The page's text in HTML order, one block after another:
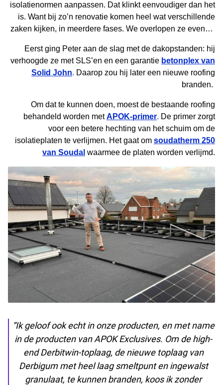
isolatienormen aanpassen. Dat klinkt eenvoudiger dan het
is. Want bij zo’n renovatie komen heel wat verschillende
zaken kijken, in meerdere fases. We overlopen ze even…
Eerst ging Peter aan de slag met de dakopstanden: hij
verhoogde ze met SLS’en en een garantie betonplex van
Solid John. Daarop zou hij later een nieuwe roofing
branden.
Om dat te kunnen doen, moest de bestaande roofing
behandeld worden metAPOK-primer. De primer zorgt
voor een betere hechting van het schuim om de
isolatieplaten te verlijmen. Het gaat om soudatherm 250
van Soudal waarmee de platen worden verlijmd.
“Ik geloof ook echt in onze producten, en met name
in de producten van APOK Exclusives. Om de high-
end Derbitwin-toplaag, de nieuwe toplaag van
Derbigum met heel laag smeltpunt en ingewalst
granulaat, te kunnen branden, koos ik zonder